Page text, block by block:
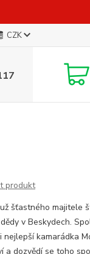
CZK
produkt
šťastného majitele
v Beskydech.
kamarádka
a dozvědí se toho